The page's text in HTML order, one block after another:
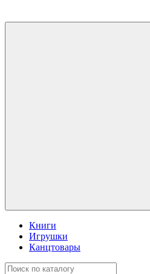
Книги
Игрушки
Канцтовары